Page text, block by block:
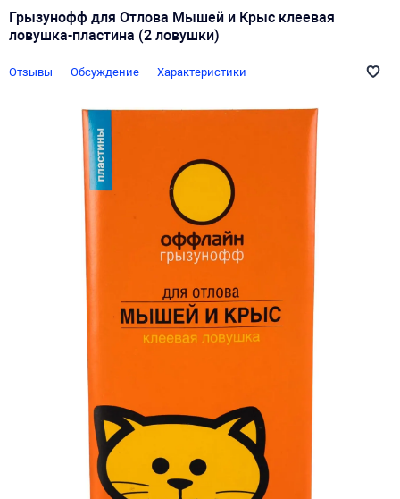
Грызунофф для Отлова Мышей и Крыс клеевая
ловушка-пластина (2 ловушки)
Отзывы Обсуждение Характеристики